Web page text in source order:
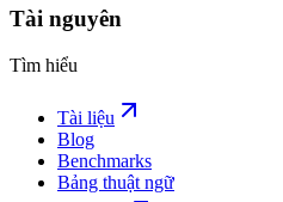
Tài nguyên
Tìm hiểu
Tài liệu
Blog
Benchmarks
Bảng thuật ngữ